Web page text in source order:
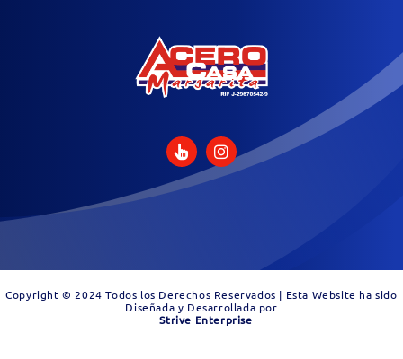
Copyright © 2024 Todos los Derechos Reservados | Esta Website ha sido
Diseñada y Desarrollada por
Strive Enterprise